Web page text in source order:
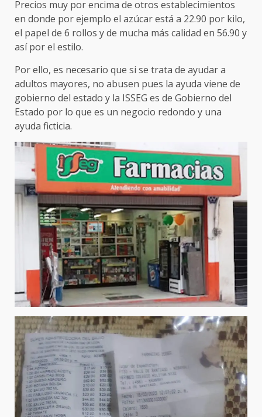
Precios muy por encima de otros establecimientos
en donde por ejemplo el azúcar está a 22.90 por kilo,
el papel de 6 rollos y de mucha más calidad en 56.90 y
así por el estilo.
Por ello, es necesario que si se trata de ayudar a
adultos mayores, no abusen pues la ayuda viene de
gobierno del estado y la ISSEG es de Gobierno del
Estado por lo que es un negocio redondo y una
ayuda ficticia.